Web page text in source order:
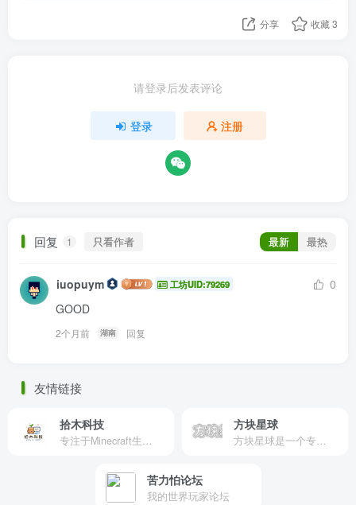
分享 收藏3
请登录后发表评论
登录 注册
回复 1 只看作者 最新 最热
iuopuym 工坊UID:79269
0
GOOD
2个月前 湖南 回复
友情链接
拾木科技
专注于Minecraft生态建设
方块星球
方块星球是一个专注于我的世界的中文论坛，提供丰富的资源分享、玩家交流和创意展示，包括地图、皮肤、数据包等内容，打造Minecraft玩家的专属社区乐园！
苦力怕论坛
我的世界玩家论坛